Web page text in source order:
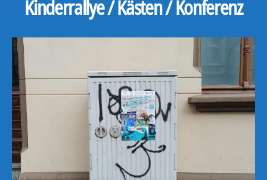
Kinderrallye / Kästen / Konferenz